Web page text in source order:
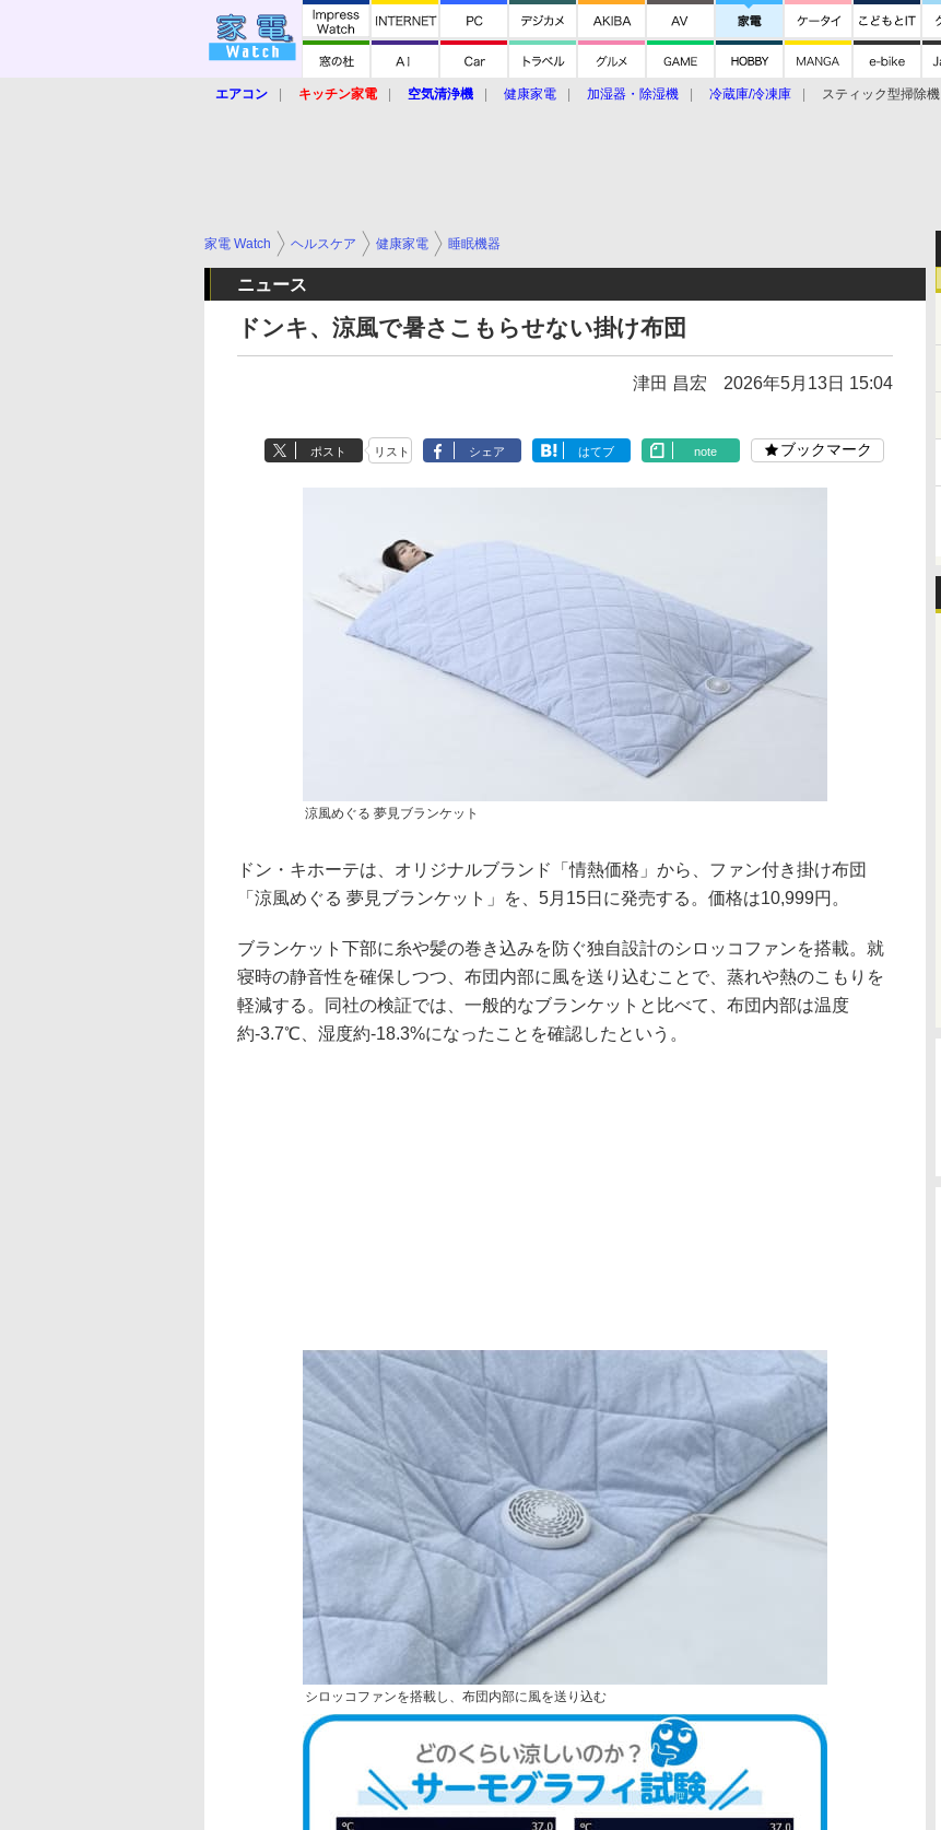
エアコン キッチン家電 空気清浄機 健康家電 加湿器・除湿機 冷蔵庫/冷凍庫 スティック型掃除機
家電 Watch ヘルスケア 健康家電 睡眠機器
ニュース
ドンキ、涼風で暑さこもらせない掛け布団
津田 昌宏 2026年5月13日 15:04
ポスト リスト シェア はてブ note ブックマーク
涼風めぐる 夢見ブランケット
ドン・キホーテは、オリジナルブランド「情熱価格」から、ファン付き掛け布団
「涼風めぐる 夢見ブランケット」を、5月15日に発売する。価格は10,999円。
ブランケット下部に糸や髪の巻き込みを防ぐ独自設計のシロッコファンを搭載。就
寝時の静音性を確保しつつ、布団内部に風を送り込むことで、蒸れや熱のこもりを
軽減する。同社の検証では、一般的なブランケットと比べて、布団内部は温度
約-3.7℃、湿度約-18.3%になったことを確認したという。
シロッコファンを搭載し、布団内部に風を送り込む